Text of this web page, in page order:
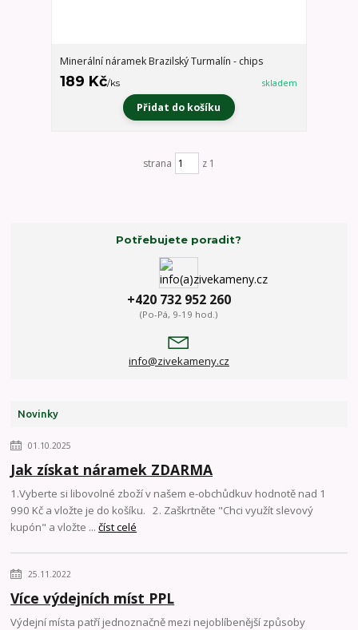
Minerální náramek Brazilský Turmalín - chips
189 Kč/ks skladem
Přidat do košíku
strana z 1
Potřebujete poradit?
+420 732 952 260
(Po-Pá, 9-19 hod.)
info@zivekameny.cz
Novinky
01.10.2025
Jak získat náramek ZDARMA
1.Vyberte si libovolné zboží v našem e-obchůdkuv hodnotě nad 1
990 Kč a vložte je do košíku. 2. Zaškrtněte "Chci využít slevový
kupón" a vložte ...číst celé
25.11.2022
Více výdejních míst PPL
Výdejní místa patří jednoznačně mezi nejoblíbenější způsoby